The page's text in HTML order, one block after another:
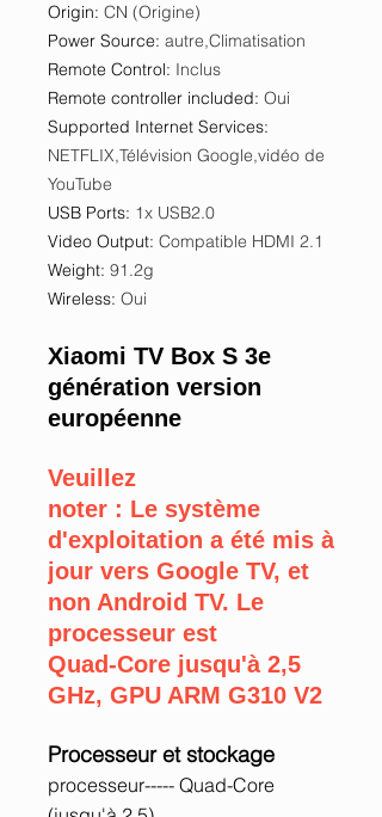
Origin: CN (Origine)
Power Source: autre,Climatisation
Remote Control: Inclus
Remote controller included: Oui
Supported Internet Services:
NETFLIX,Télévision Google,vidéo de
YouTube
USB Ports: 1x USB2.0
Video Output: Compatible HDMI 2.1
Weight: 91.2g
Wireless: Oui
Xiaomi TV Box S 3e
génération version
européenne
Veuillez
noter : Le système
d'exploitation a été mis à
jour vers Google TV, et
non Android TV. Le
processeur est
Quad-Core jusqu'à 2,5
GHz, GPU ARM G310 V2
Processeur et stockage
processeur----- Quad-Core